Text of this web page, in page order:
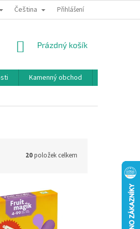
BONUSOVÝ PROGRAM
Čeština Přihlášení
NÁKUPNÍ
Prázdný košík
Kamenný obchod
20položek celkem